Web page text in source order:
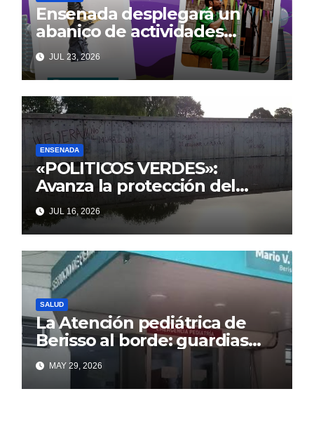
Ensenada desplegará un
abanico de actividades
culturales y recreativas
gratuitas para disfrutar en
familia este fin de semana
JUL 23, 2026
ENSENADA
«POLITICOS VERDES»:
Avanza la protección del
Paseo Costero de Punta Lara
frente a intentos de parálisis
con trasfondo político
JUL 16, 2026
SALUD
La Atención pediátrica de
Berisso al borde: guardias
saturadas por la alta
demanda
MAY 29, 2026